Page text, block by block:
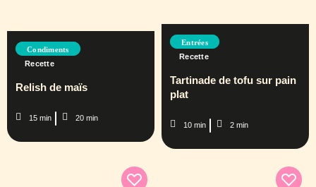
Condiments
Recette
Relish de maïs
15 min 20 min
Entrées
Recette
Tartinade de tofu sur pain
plat
10 min 2 min